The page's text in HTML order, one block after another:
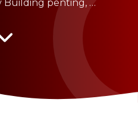
Building penting, …